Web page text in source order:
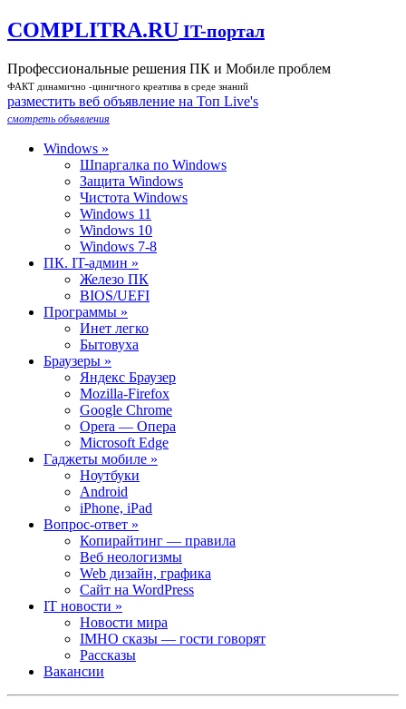
COMPLITRA.RU IT-портал
Профессиональные решения ПК и Мобиле проблем
ФАКТ динамично -циничного креатива в среде знаний
разместить веб объявление на Toп Live's
смотреть объявления
Windows »
Шпаргалка по Windows
Защита Windows
Чистота Windows
Windows 11
Windows 10
Windows 7-8
ПК. IT-админ »
Железо ПК
BIOS/UEFI
Программы »
Инет легко
Бытовуха
Браузеры »
Яндекс Браузер
Mozilla-Firefox
Google Chrome
Opera — Опера
Microsoft Edge
Гаджеты мобиле »
Ноутбуки
Android
iPhone, iPad
Вопрос-ответ »
Копирайтинг — правила
Веб неологизмы
Web дизайн, графика
Сайт на WordPress
IT новости »
Новости мира
IMHO сказы — гости говорят
Рассказы
Вакансии